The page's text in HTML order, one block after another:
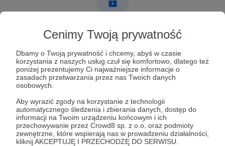
Cenimy Twoją prywatność
Dbamy o Twoją prywatność i chcemy, abyś w czasie
korzystania z naszych usług czuł się komfortowo, dlatego też
poniżej prezentujemy Ci najważniejsze informacje o
zasadach przetwarzania przez nas Twoich danych
osobowych.
Aby wyrazić zgody na korzystanie z technologii
automatycznego śledzenia i zbierania danych, dostęp do
informacji na Twoim urządzeniu końcowym i ich
przechowywanie przez Crowd8 sp. z o.o. oraz podmioty
zewnętrzne, które wspierają nas w prowadzeniu działalności,
kliknij AKCEPTUJĘ I PRZECHODZĘ DO SERWISU.
Post dostępny tylko dla Patronów
Aby zobaczyć ten materiał musisz być zalogowany
Zostań Patronem
Zaloguj się
SIPRI NATO Chiny Niemcy zbrojenia Europa